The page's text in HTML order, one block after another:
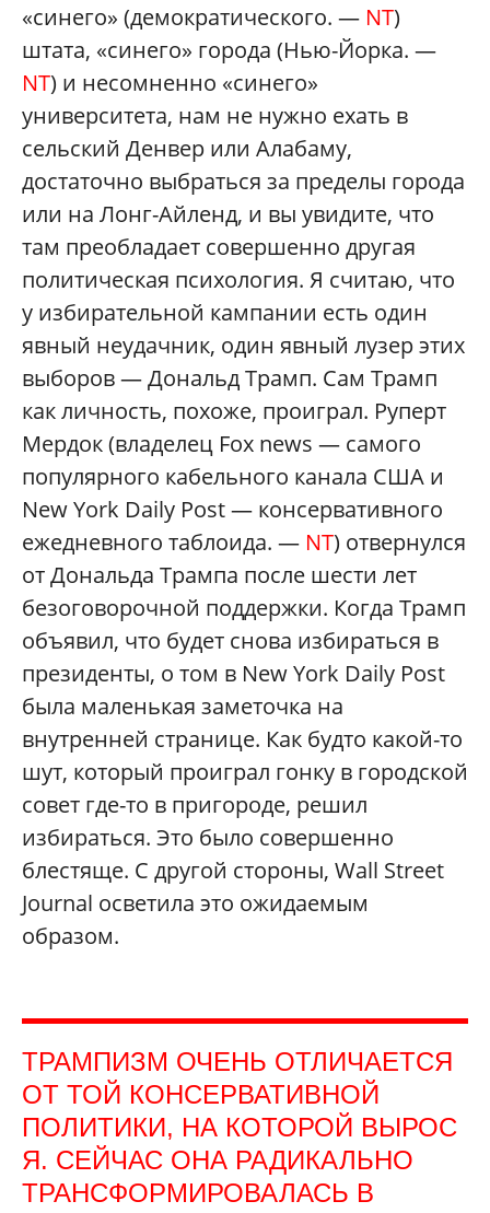
«синего» (демократического. — NT)
штата, «синего» города (Нью-Йорка. —
NT) и несомненно «синего»
университета, нам не нужно ехать в
сельский Денвер или Алабаму,
достаточно выбраться за пределы города
или на Лонг-Айленд, и вы увидите, что
там преобладает совершенно другая
политическая психология. Я считаю, что
у избирательной кампании есть один
явный неудачник, один явный лузер этих
выборов — Дональд Трамп. Сам Трамп
как личность, похоже, проиграл. Руперт
Мердок (владелец Fox news — самого
популярного кабельного канала США и
New York Daily Post — консервативного
ежедневного таблоида. — NT) отвернулся
от Дональда Трампа после шести лет
безоговорочной поддержки. Когда Трамп
объявил, что будет снова избираться в
президенты, о том в New York Daily Post
была маленькая заметочка на
внутренней странице. Как будто какой-то
шут, который проиграл гонку в городской
совет где-то в пригороде, решил
избираться. Это было совершенно
блестяще. С другой стороны, Wall Street
Journal осветила это ожидаемым
образом.
ТРАМПИЗМ ОЧЕНЬ ОТЛИЧАЕТСЯ
ОТ ТОЙ КОНСЕРВАТИВНОЙ
ПОЛИТИКИ, НА КОТОРОЙ ВЫРОС
Я. СЕЙЧАС ОНА РАДИКАЛЬНО
ТРАНСФОРМИРОВАЛАСЬ В